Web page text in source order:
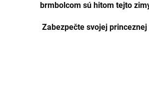
brmbolcom sú hitom tejto
Zabezpečte svojej